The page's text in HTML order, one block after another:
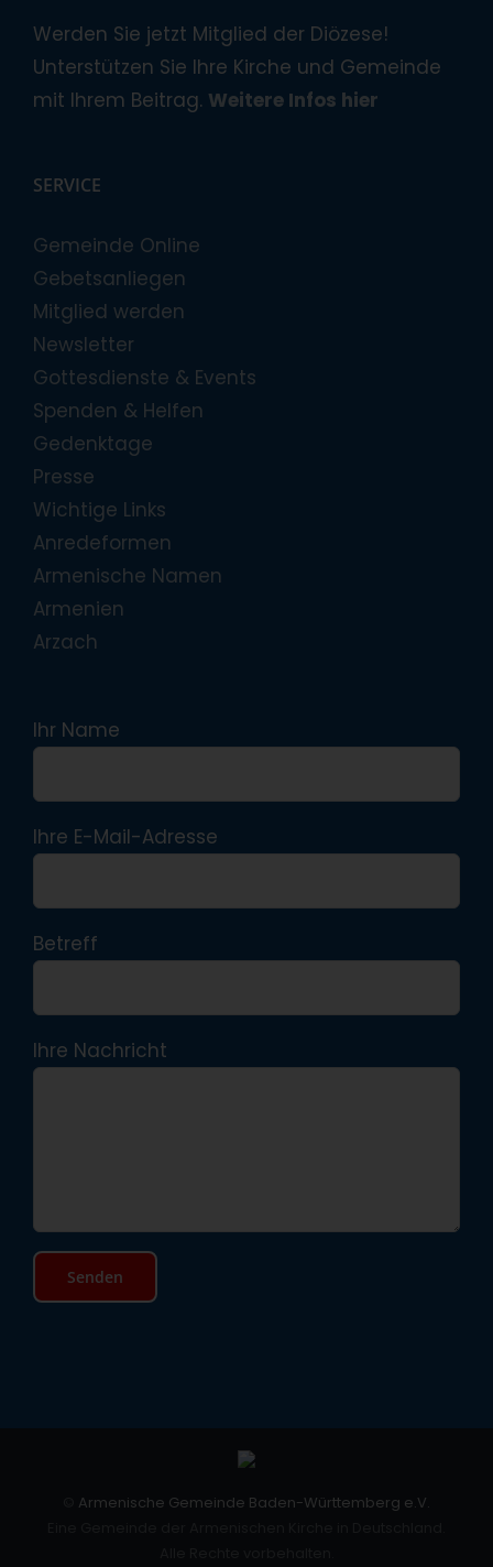
Werden Sie jetzt Mitglied der Diözese!
Unterstützen Sie Ihre Kirche und Gemeinde
mit Ihrem Beitrag. Weitere Infos hier
SERVICE
Gemeinde Online
Gebetsanliegen
Mitglied werden
Newsletter
Gottesdienste & Events
Spenden & Helfen
Gedenktage
Presse
Wichtige Links
Anredeformen
Armenische Namen
Armenien
Arzach
Ihr Name
Ihre E-Mail-Adresse
Betreff
Ihre Nachricht
Armenische Gemeinde Baden-Württemberg e.V.